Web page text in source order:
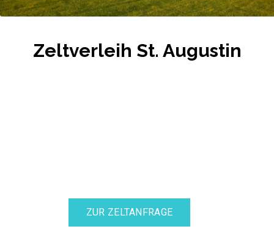
Zeltverleih St. Augustin
ZUR ZELTANFRAGE